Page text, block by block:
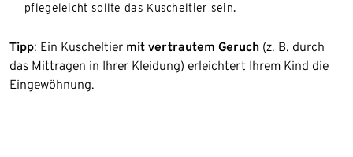
pflegeleicht sollte das Kuscheltier sein.
Tipp: Ein Kuscheltier mit vertrautem Geruch (z. B. durch
das Mittragen in Ihrer Kleidung) erleichtert Ihrem Kind die
Eingewöhnung.